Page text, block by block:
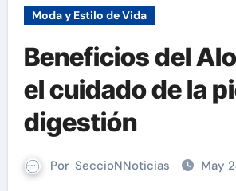
Moda y Estilo de Vida
Beneficios del
el cuidado de la
digestión
Por SeccioNNoticias May